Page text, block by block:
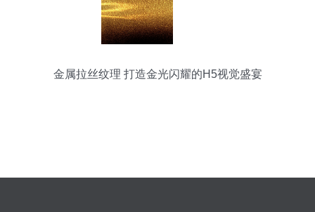
金属拉丝纹理 打造金光闪耀的H5视觉盛宴